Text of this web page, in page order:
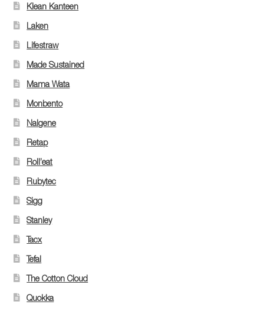
Klean Kanteen
Laken
Lifestraw
Made Sustained
Mama Wata
Monbento
Nalgene
Retap
Roll’eat
Rubytec
Sigg
Stanley
Tacx
Tefal
The Cotton Cloud
Quokka